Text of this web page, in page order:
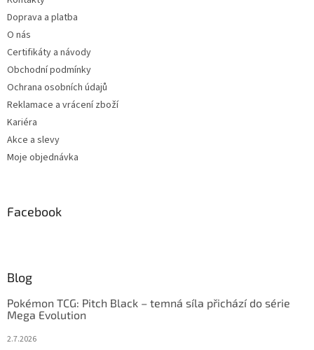
Doprava a platba
O nás
Certifikáty a návody
Obchodní podmínky
Ochrana osobních údajů
Reklamace a vrácení zboží
Kariéra
Akce a slevy
Moje objednávka
Facebook
Blog
Pokémon TCG: Pitch Black – temná síla přichází do série
Mega Evolution
2.7.2026